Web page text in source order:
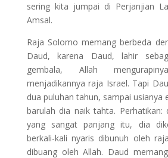
sering kita jumpai di Perjanjian
Amsal.
Raja Solomo memang berbeda
Daud, karena Daud, lahir
gembala, Allah
menjadikannya raja Israel. Tapi
dua puluhan tahun, sampai usianya
barulah dia naik tahta. Perhatikan:
yang sangat panjang itu, dia
berkali-kali nyaris dibunuh oleh
dibuang oleh Allah. Daud